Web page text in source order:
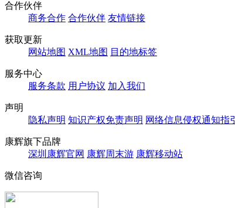
合作伙伴
商务合作 合作伙伴 友情链接
获取更新
网站地图 XML地图 目的地标签
服务中心
服务条款 用户协议 加入我们
声明
隐私声明 知识产权免责声明 网络信息侵权通知指引
康辉旗下品牌
深圳康辉官网 康辉周末游 康辉移动站
微信咨询